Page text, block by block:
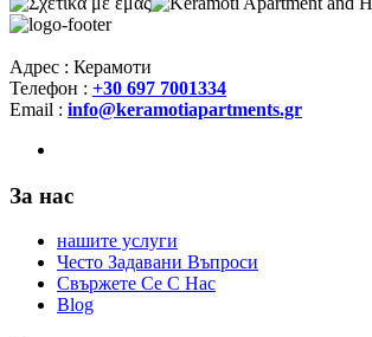
Адрес : Керамоти
Телефон : +30 697 7001334
Email : info@keramotiapartments.gr
За нас
нашите услуги
Често Задавани Въпроси
Свържете Се С Нас
Blog